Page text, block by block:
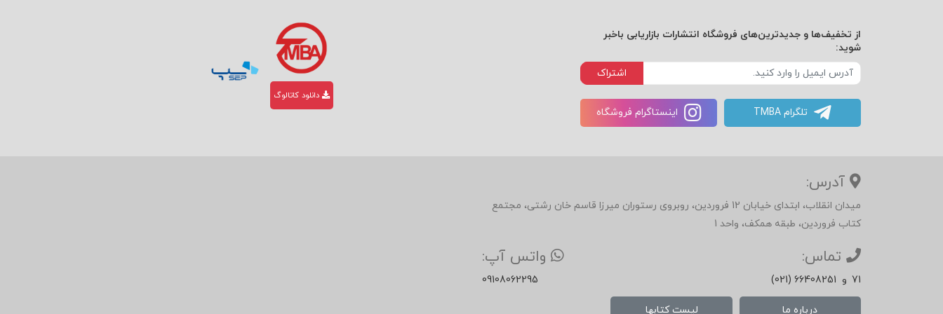
بین‌المللی متعددی، از جمله Fingerprint No.۲ و Peace: ۱۰۰ Ideas، به تلفیق خلاقیت و معنا پرداخته است.اگر به دنیای بی نظیر کتاب
علاقه‌مند هستید و یا به دنبال ارتقای مهارتها و کاروکسب خود هستید. پیشنهاد میکنم صفحه اینستاگرام انتشارات بازاریابی را
دنبال کنید تا با جدیدترین آثار دنیای مدیریت، بازاریابی، فروش ومذاکره و توسعه فردی آشنا شوید و از تخفیفات روز انتشارات
بازاریابی مطلع شوی.
از تخفیف‌ها و جدیدترین‌های فروشگاه انتشارات بازاریابی باخبر
شوید:
اشتراک
تلگرام TMBA اینستاگرام فروشگاه
دانلود کاتالوگ
آدرس:
میدان انقلاب، ابتدای خیابان 12 فروردین، روبروی رستوران میرزا قاسم خان رشتی، مجتمع
کتاب فروردین، طبقه همکف، واحد 1
تماس:
(021) 66408251 و 71
واتس آپ:
09108062295
درباره ما لیست کتابها